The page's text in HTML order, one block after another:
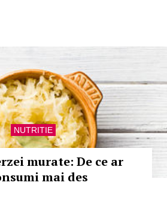
NUTRITIE
murate: De ce ar
mai des